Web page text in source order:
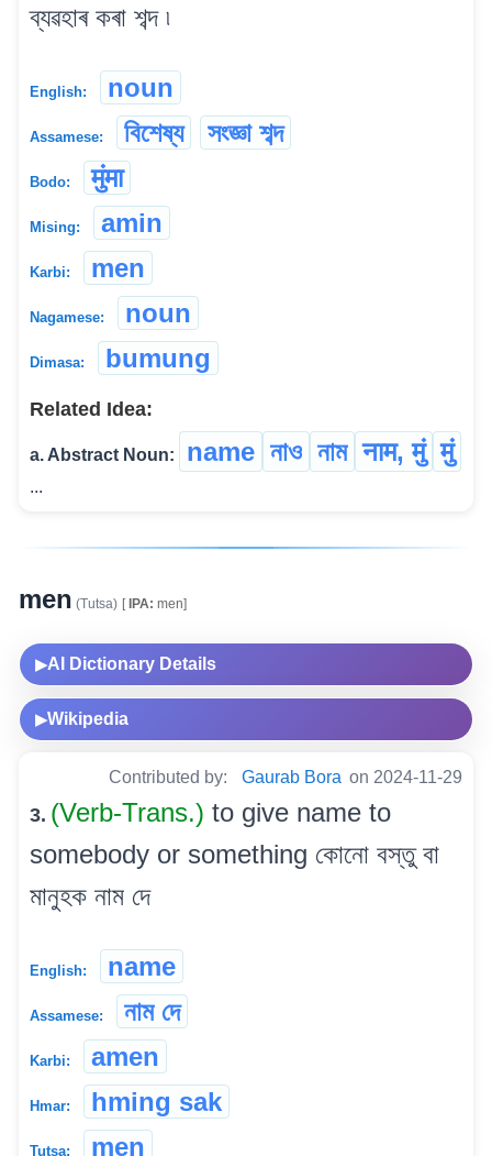
ব্যৱহাৰ কৰা শব্দ ৷
English: noun
Assamese: বিশেষ্য সংজ্ঞা শব্দ
Bodo: मुंमा
Mising: amin
Karbi: men
Nagamese: noun
Dimasa: bumung
Related Idea:
a. Abstract Noun: name নাও নাম नाम, मुं मुं
...
men (Tutsa) [IPA: men]
▶AI Dictionary Details
▶Wikipedia
Contributed by: Gaurab Bora on 2024-11-29
3. (Verb-Trans.) to give name to
somebody or something কোনো বস্তু বা
মানুহক নাম দে
English: name
Assamese: নাম দে
Karbi: amen
Hmar: hming sak
Tutsa: men